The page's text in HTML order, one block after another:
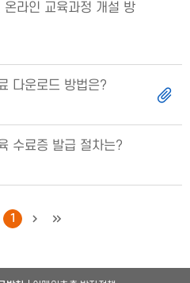
라인 교육과정 개설 방
다운로드 방법은?
수료증 발급 절차는?
전1 다음마지막